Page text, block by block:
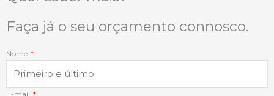
o
o
k
d
i
n
g
r
a
a
p
p
Faça já o seu orçamento connosco.
Nome
E-mail